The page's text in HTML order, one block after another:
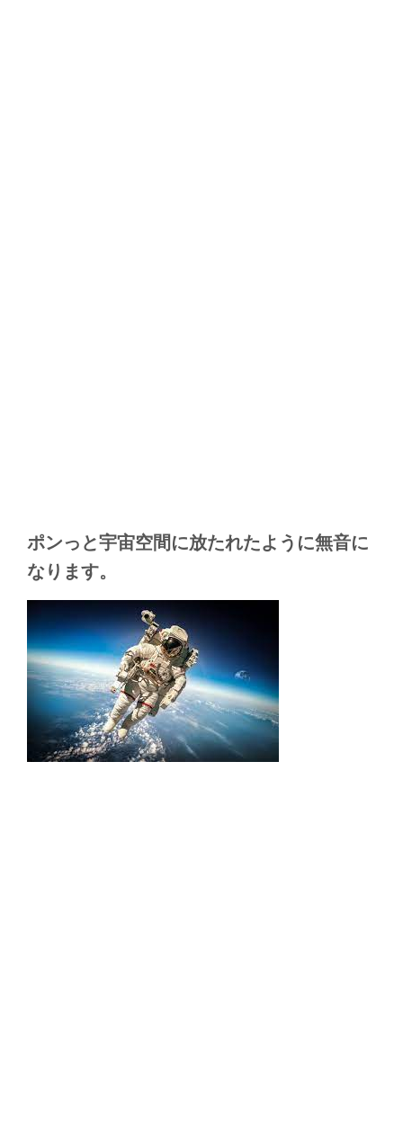
ポンっと宇宙空間に放たれたように無音に
なります。